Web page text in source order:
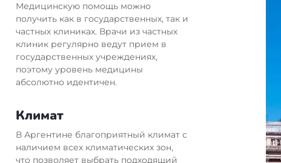
Медицинскую помощь можно
получить как в государственных, так и
частных клиниках. Врачи из частных
клиник регулярно ведут прием в
государственных учреждениях,
поэтому уровень медицины
абсолютно идентичен.
Климат
В Аргентине благоприятный климат с
наличием всех климатических зон,
что позволяет выбрать подходящий